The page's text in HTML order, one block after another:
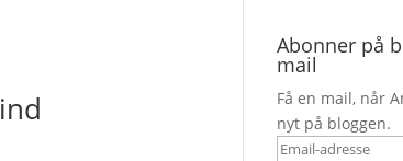
Abonner på
mail
Få en mail, når
nyt på bloggen.
Email-